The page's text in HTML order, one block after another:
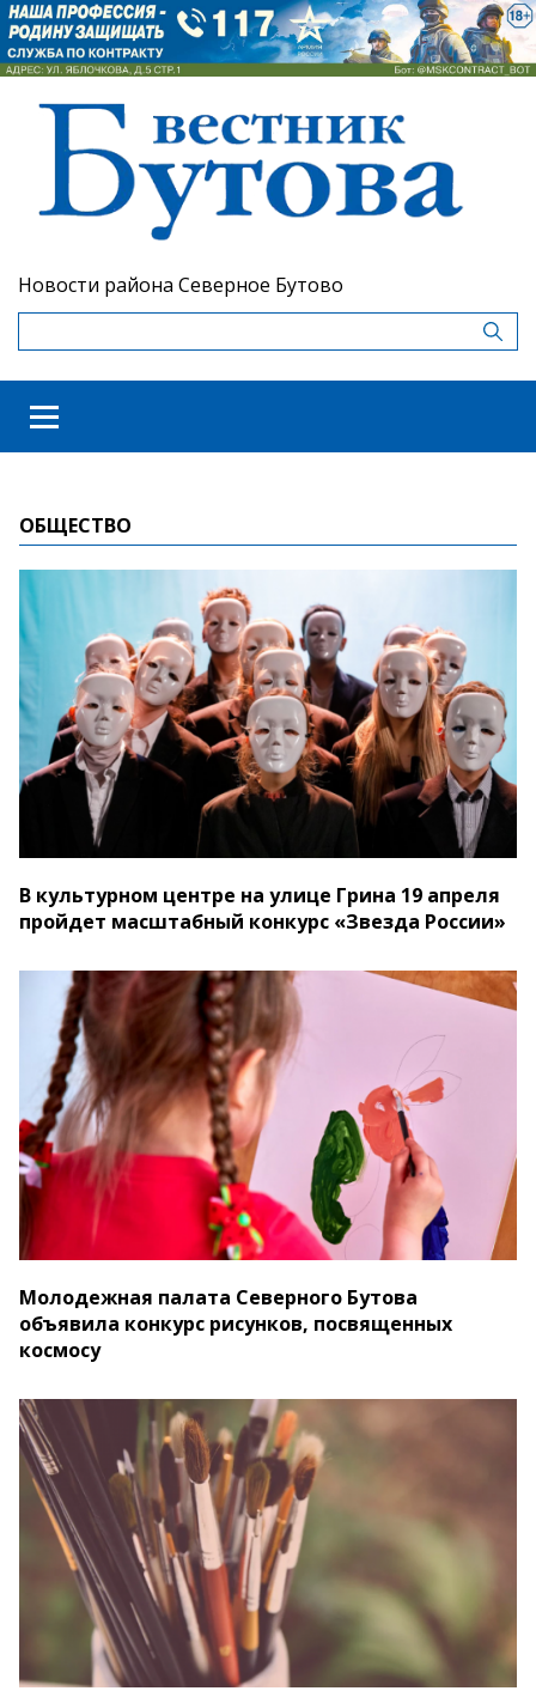
Новости района Северное Бутово
ОБЩЕСТВО
В культурном центре на улице Грина 19 апреля
пройдет масштабный конкурс «Звезда России»
Молодежная палата Северного Бутова
объявила конкурс рисунков, посвященных
космосу